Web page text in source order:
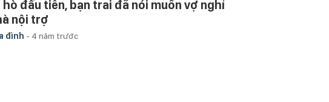
hò đầu tiên, bạn trai đã nói muốn vợ nghỉ
nội trợ
đình - 4 năm trước